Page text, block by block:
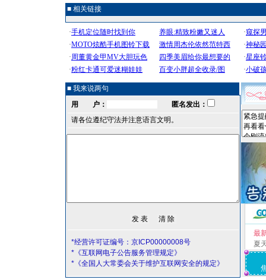
■ 相关链接
■ 我来说两句
用 户：
匿名发出：
请各位遵纪守法并注意语言文明。
*经营许可证编号：京ICP00000008号
*《互联网电子公告服务管理规定》
*《全国人大常委会关于维护互联网安全的规定》
最
夏